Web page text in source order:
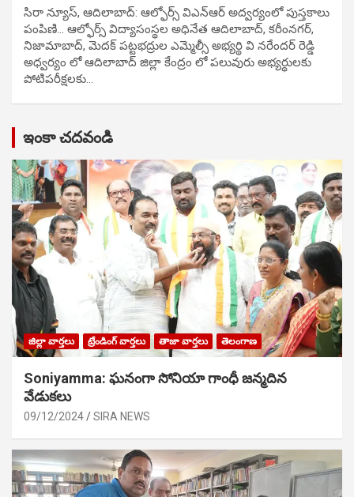
సిరా న్యూస్, ఆదిలాబాద్: ఆల్ఫోర్స్ విఎన్ఆర్ అద్వర్యంలో పుస్తకాలు
పంపిణి… ఆల్ఫోర్స్ విద్యాసంస్థల అధినేత ఆదిలాబాద్, కరీంనగర్,
నిజామాబాద్, మెదక్ పట్టభద్రుల ఎమ్మెల్సీ అభ్యర్థి వి నరేందర్ రెడ్డి
అధ్వర్యం లో ఆదిలాబాద్ జిల్లా కేంద్రం లో పలువురు అభ్యర్థులకు
పోటిప‌రీక్ష‌ల‌కు…
ఇంకా చదవండి
జిల్లా వార్తలు ట్రేండింగ్ వార్తలు తాజా వార్తలు తెలంగాణ
Soniyamma: ఘ‌నంగా సోనియా గాంధీ జ‌న్మ‌దిన
వేడుక‌లు
09/12/2024 SIRA NEWS